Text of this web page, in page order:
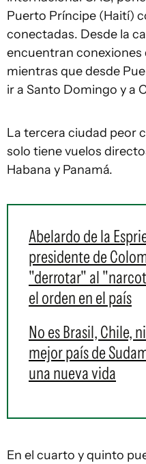
Puerto Príncipe (Haití)
conectadas. Desde la
encuentran conexiones
mientras que desde
ir a Santo Domingo y a
La tercera ciudad peor
solo tiene vuelos
Habana y Panamá.
Abelardo de la
presidente de
"derrotar" al
el orden en el país
No es Brasil, Chile,
mejor país de
una nueva vida
En el cuarto y quinto